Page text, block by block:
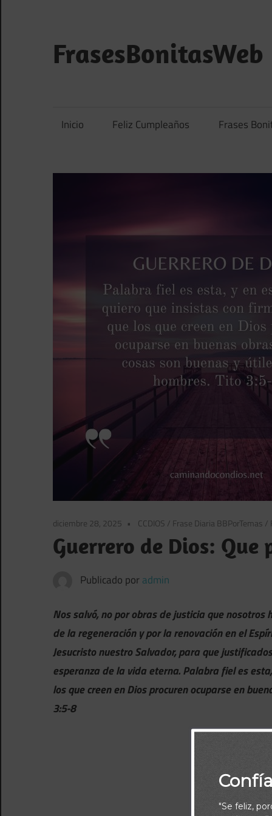
contenido
FrasesBonitasWeb
y
Inicio Feliz Cumpleaños Frases
diciembre 28, 2025 CCDIOS / Frase Diaria BBPorTemas /
Guerrero de Dios:
Publicado por admin
Nos salvó, no por obras de justicia que
de la regeneración y por la renovación en el
Jesucristo nuestro Salvador, para que
esperanza de la vida eterna. Palabra fiel es
los que creen en Dios procuren ocuparse en
3:5-8
"Se feliz,